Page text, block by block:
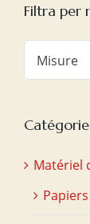
Filtra per
Misure
Matériel